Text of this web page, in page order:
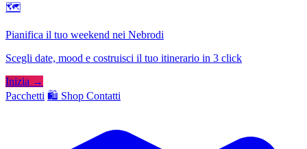
🗺
Pianifica il tuo weekend nei Nebrodi
Scegli date, mood e costruisci il tuo itinerario in 3 click
Inizia →
Pacchetti 🛍️ Shop Contatti